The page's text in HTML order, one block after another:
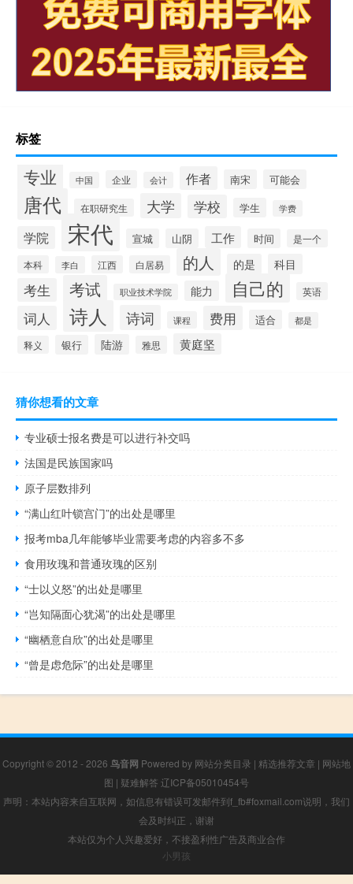
标签
专业 中国 企业 会计 作者 南宋 可能会
唐代 在职研究生 大学 学校 学生 学费
学院 宋代 宣城 山阴 工作 时间
是一个
本科
李白 江西 白居易 的人 的是 科目
考生 考试 职业技术学院 能力 自己的 英语
词人 诗人 诗词 课程 费用 适合 都是
释义 银行 陆游 雅思 黄庭坚
猜你想看的文章
专业硕士报名费是可以进行补交吗
法国是民族国家吗
原子层数排列
“满山红叶锁宫门”的出处是哪里
报考mba几年能够毕业需要考虑的内容多不多
食用玫瑰和普通玫瑰的区别
“士以义怒”的出处是哪里
“岂知隔面心犹渴”的出处是哪里
“幽栖意自欣”的出处是哪里
“曾是虑危际”的出处是哪里
Copyright © 2012 - 2026 鸟音网 Powered by 网站分类目录 | 精选推荐文章 | 网站地
图 | 疑难解答 辽ICP备05010454号
声明：本站内容来自互联网，如信息有错误可发邮件到f_fb#foxmail.com说明，我们
会及时纠正，谢谢
本站仅为个人兴趣爱好，不接盈利性广告及商业合作
小男孩